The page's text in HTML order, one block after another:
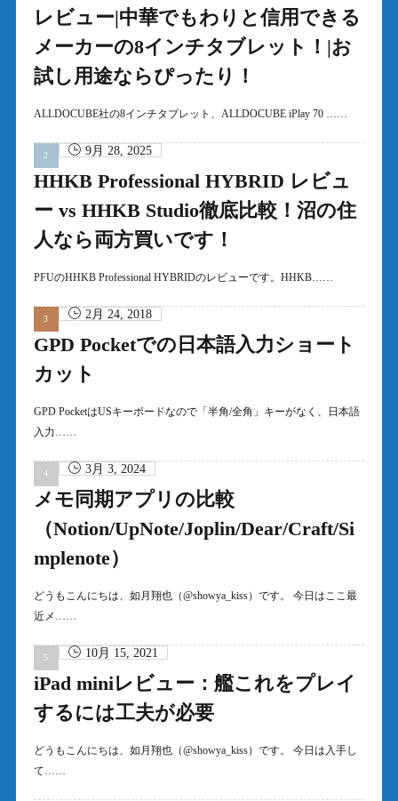
レビュー|中華でもわりと信用できる
メーカーの8インチタブレット！|お
試し用途ならぴったり！
ALLDOCUBE社の8インチタブレット、ALLDOCUBE iPlay 70 ……
9月 28, 2025
HHKB Professional HYBRID レビュ
ー vs HHKB Studio徹底比較！沼の住
人なら両方買いです！
PFUのHHKB Professional HYBRIDのレビューです。HHKB……
2月 24, 2018
GPD Pocketでの日本語入力ショート
カット
GPD PocketはUSキーボードなので「半角/全角」キーがなく、日本語
入力……
3月 3, 2024
メモ同期アプリの比較
（Notion/UpNote/Joplin/Dear/Craft/Si
mplenote）
どうもこんにちは、如月翔也（@showya_kiss）です。 今日はここ最
近メ……
10月 15, 2021
iPad miniレビュー：艦これをプレイ
するには工夫が必要
どうもこんにちは、如月翔也（@showya_kiss）です。 今日は入手し
て……